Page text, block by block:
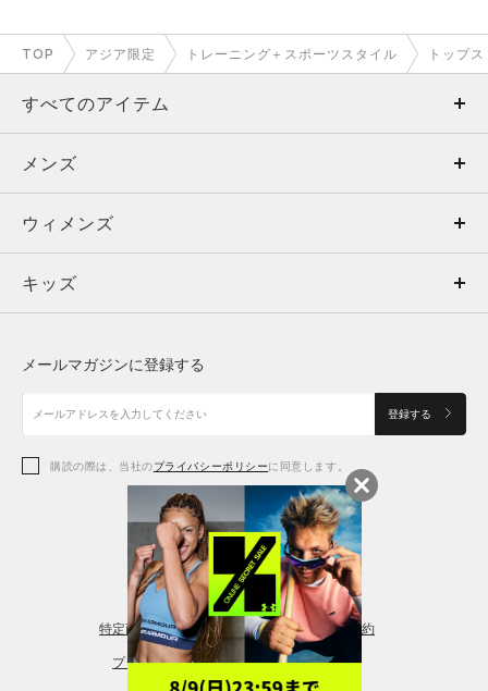
TOP アジア限定 トレーニング＋スポーツスタイル トップス
すべてのアイテム
メンズ
ウィメンズ
キッズ
アクセサリー
メンズ
トップス
ボトムス
アクセサリー
ウィメンズ
トップス
シューズ
アクセサリー
レギンス＆タイツ
キッズ
シューズ
メールマガジンに登録する
登録する
購読の際は、当社のプライバシーポリシーに同意します。
特定商取引法に基づく通販の表記 会員規約
プライバシーポリシー